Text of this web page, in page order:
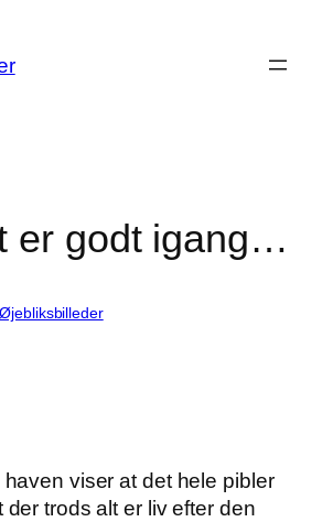
er godt igang…
Øjebliksbilleder
haven viser at det hele pibler
der trods alt er liv efter den